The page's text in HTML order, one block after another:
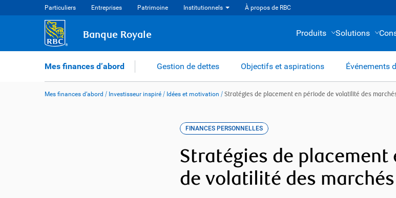
Particuliers Entreprises Patrimoine Institutionnels À propos de RBC
Banque Royale Produits Solutions
Mes finances d’abord Gestion de dettes Objectifs et aspirations Événements
Mes finances d’abord / Investisseur inspiré / Idées et motivation / Stratégies de placement en période de volatilité des
FINANCES PERSONNELLES
Stratégies de placement
de volatilité des marchés